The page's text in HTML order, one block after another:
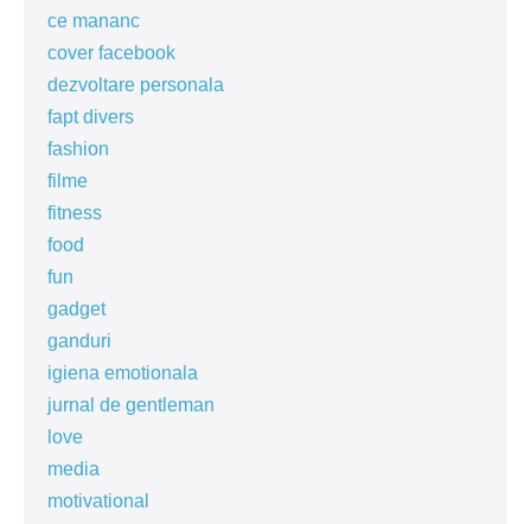
ce mananc
cover facebook
dezvoltare personala
fapt divers
fashion
filme
fitness
food
fun
gadget
ganduri
igiena emotionala
jurnal de gentleman
love
media
motivational